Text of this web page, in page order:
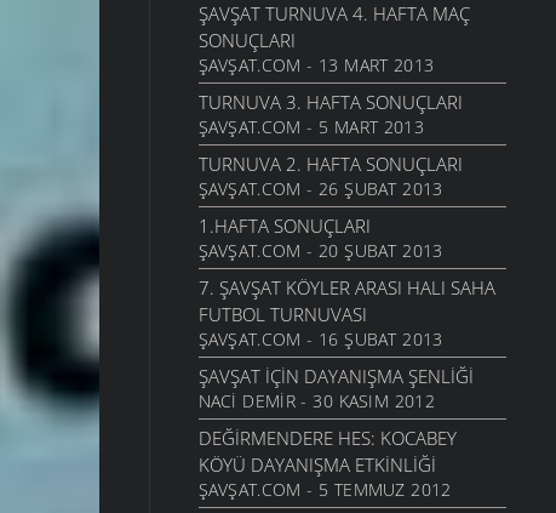
ŞAVŞAT TURNUVA 4. HAFTA MAÇ
SONUÇLARI
ŞAVŞAT.COM - 13 MART 2013
TURNUVA 3. HAFTA SONUÇLARI
ŞAVŞAT.COM - 5 MART 2013
TURNUVA 2. HAFTA SONUÇLARI
ŞAVŞAT.COM - 26 ŞUBAT 2013
1.HAFTA SONUÇLARI
ŞAVŞAT.COM - 20 ŞUBAT 2013
7. ŞAVŞAT KÖYLER ARASI HALI SAHA
FUTBOL TURNUVASI
ŞAVŞAT.COM - 16 ŞUBAT 2013
ŞAVŞAT İÇIN DAYANIŞMA ŞENLIĞI
NACI DEMIR - 30 KASIM 2012
DEĞIRMENDERE HES: KOCABEY
KÖYÜ DAYANIŞMA ETKINLIĞI
ŞAVŞAT.COM - 5 TEMMUZ 2012